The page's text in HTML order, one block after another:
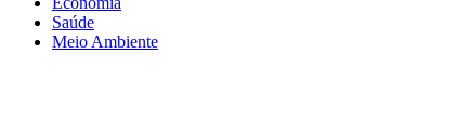
Saúde
Meio Ambiente